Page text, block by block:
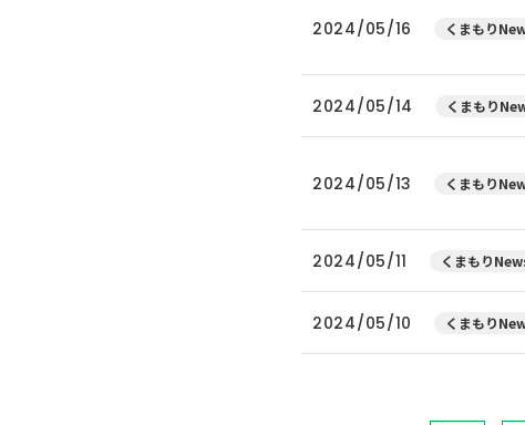
2024/05/16 くまもり
2024/05/14 くまもり
2024/05/13 くまもり
2024/05/11 くまもり
2024/05/10 くまもり